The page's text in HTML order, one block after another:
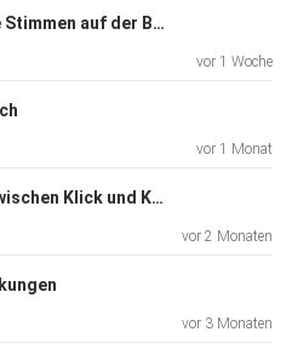
Dabei wird klar: Es gibt nicht
gibt echte Stimmen, die
Sonderfolge: Echte Stimmen auf der Bühne zum Berliner Selbsthilfetag
vor 1 Woche
vor 1 Monat
#71 Pornosucht. Zwischen Klick und Kontrollverlust.
vor 2 Monaten
vor 3 Monaten